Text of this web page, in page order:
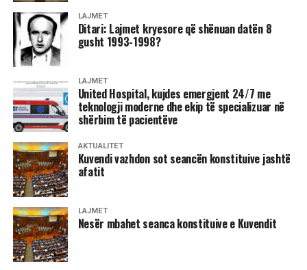
LAJMET
Ditari: Lajmet kryesore që shënuan datën 8
gusht 1993-1998?
LAJMET
United Hospital, kujdes emergjent 24/7 me
teknologji moderne dhe ekip të specializuar në
shërbim të pacientëve
AKTUALITET
Kuvendi vazhdon sot seancën konstituive jashtë
afatit
LAJMET
Nesër mbahet seanca konstituive e Kuvendit